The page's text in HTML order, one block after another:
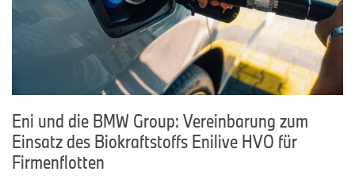
Eni und die BMW Group: Vereinbarung zum
Einsatz des Biokraftstoffs Enilive HVO für
Firmenflotten